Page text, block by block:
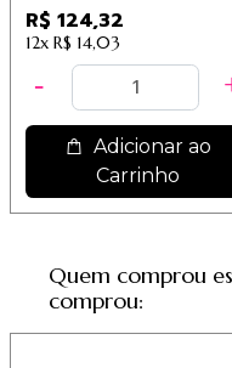
R$ 124,32
12x R$ 14,03
Adicionar ao
Carrinho
Quem comprou
comprou: